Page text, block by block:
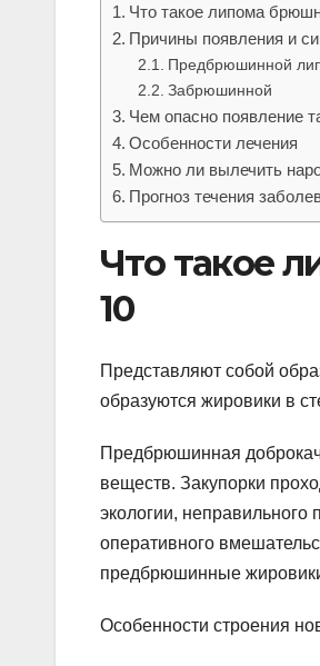
Что такое липома
Причины появления и
Предбрюшинной
Забрюшинной
Чем опасно появление
Особенности лечения
Можно ли вылечить
Прогноз течения
Что такое
10
Представляют собой
образуются жировики в
Предбрюшинная
веществ. Закупорки
экологии, неправильного
оперативного
предбрюшинные
Особенности строения